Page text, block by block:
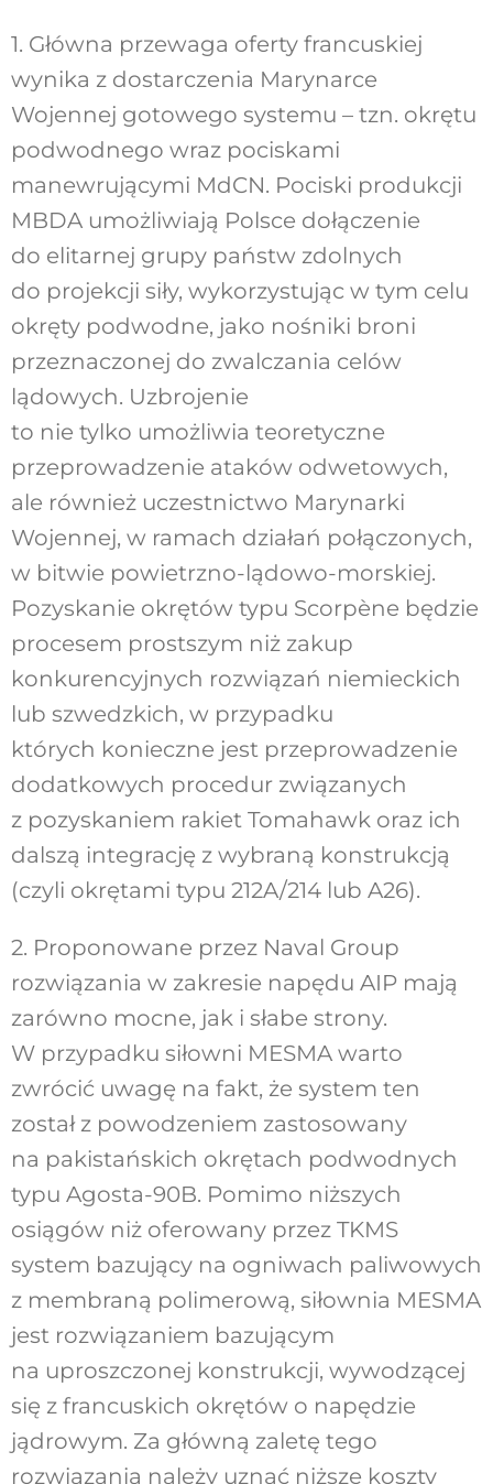
1. Główna przewaga oferty francuskiej
wynika z dostarczenia Marynarce
Wojennej gotowego systemu – tzn. okrętu
podwodnego wraz pociskami
manewrującymi MdCN. Pociski produkcji
MBDA umożliwiają Polsce dołączenie
do elitarnej grupy państw zdolnych
do projekcji siły, wykorzystując w tym celu
okręty podwodne, jako nośniki broni
przeznaczonej do zwalczania celów
lądowych. Uzbrojenie
to nie tylko umożliwia teoretyczne
przeprowadzenie ataków odwetowych,
ale również uczestnictwo Marynarki
Wojennej, w ramach działań połączonych,
w bitwie powietrzno-lądowo-morskiej.
Pozyskanie okrętów typu Scorpène będzie
procesem prostszym niż zakup
konkurencyjnych rozwiązań niemieckich
lub szwedzkich, w przypadku
których konieczne jest przeprowadzenie
dodatkowych procedur związanych
z pozyskaniem rakiet Tomahawk oraz ich
dalszą integrację z wybraną konstrukcją
(czyli okrętami typu 212A/214 lub A26).
2. Proponowane przez Naval Group
rozwiązania w zakresie napędu AIP mają
zarówno mocne, jak i słabe strony.
W przypadku siłowni MESMA warto
zwrócić uwagę na fakt, że system ten
został z powodzeniem zastosowany
na pakistańskich okrętach podwodnych
typu Agosta-90B. Pomimo niższych
osiągów niż oferowany przez TKMS
system bazujący na ogniwach paliwowych
z membraną polimerową, siłownia MESMA
jest rozwiązaniem bazującym
na uproszczonej konstrukcji, wywodzącej
się z francuskich okrętów o napędzie
jądrowym. Za główną zaletę tego
rozwiązania należy uznać niższe koszty